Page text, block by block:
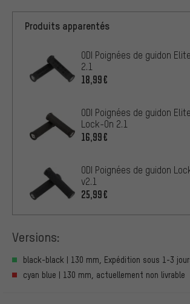
Produits apparentés
ODI Poignées de guidon
2.1
18,99€
ODI Poignées de guidon
Lock-On 2.1
16,99€
ODI Poignées de guidon
v2.1
25,99€
Versions:
black-black | 130 mm, Expédition sous 1-3
cyan blue | 130 mm, actuellement non livrable